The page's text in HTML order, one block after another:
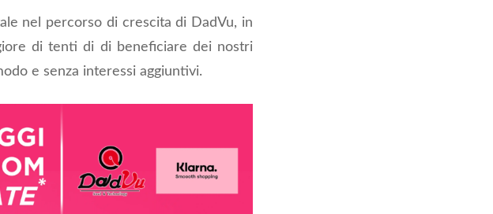
nel percorso di crescita di DadVu, in
di tenti di di beneficiare dei nostri
e senza interessi aggiuntivi.